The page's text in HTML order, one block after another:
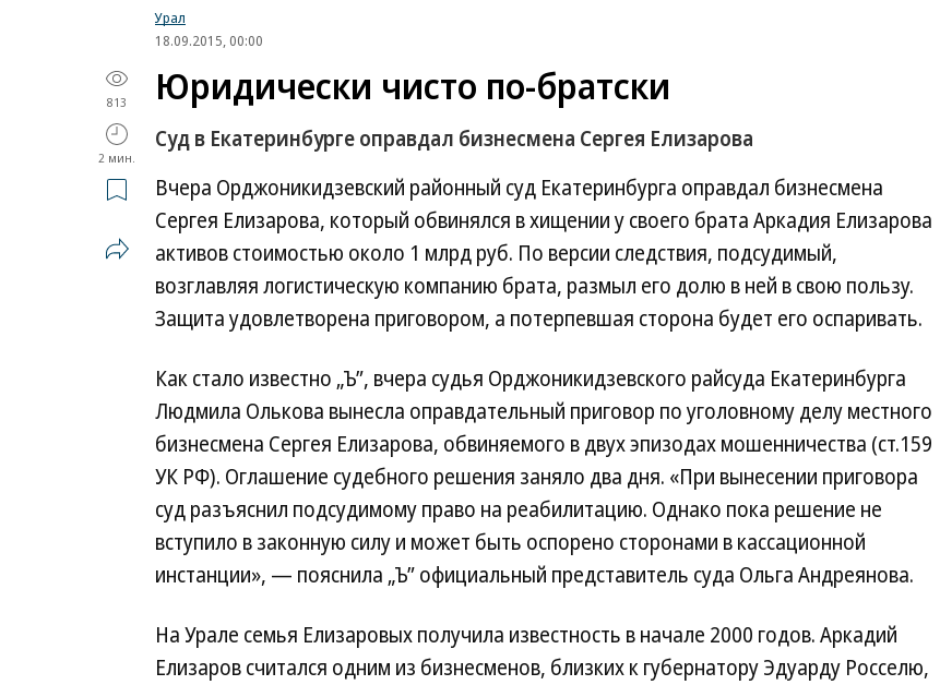
Урал
18.09.2015, 00:00
813
2 мин.
Юридически чисто по-братски
Суд в Екатеринбурге оправдал бизнесмена Сергея Елизарова
Вчера Орджоникидзевский районный суд Екатеринбурга оправдал бизнесмена
Сергея Елизарова, который обвинялся в хищении у своего брата Аркадия Елизарова
активов стоимостью около 1 млрд руб. По версии следствия, подсудимый,
возглавляя логистическую компанию брата, размыл его долю в ней в свою пользу.
Защита удовлетворена приговором, а потерпевшая сторона будет его оспаривать.
Как стало известно „Ъ”, вчера судья Орджоникидзевского райсуда Екатеринбурга
Людмила Олькова вынесла оправдательный приговор по уголовному делу местного
бизнесмена Сергея Елизарова, обвиняемого в двух эпизодах мошенничества (ст.159
УК РФ). Оглашение судебного решения заняло два дня. «При вынесении приговора
суд разъяснил подсудимому право на реабилитацию. Однако пока решение не
вступило в законную силу и может быть оспорено сторонами в кассационной
инстанции», — пояснила „Ъ” официальный представитель суда Ольга Андреянова.
На Урале семья Елизаровых получила известность в начале 2000 годов. Аркадий
Елизаров считался одним из бизнесменов, близких к губернатору Эдуарду Росселю,